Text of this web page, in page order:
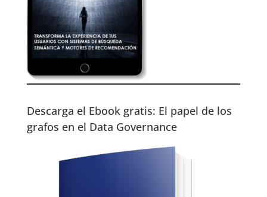
Descarga el Ebook gratis: El papel de los
grafos en el Data Governance